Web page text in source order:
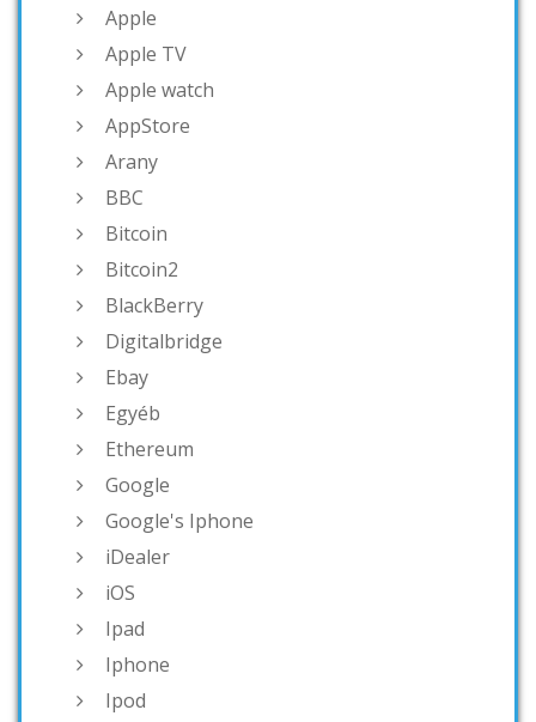
Apple
Apple TV
Apple watch
AppStore
Arany
BBC
Bitcoin
Bitcoin2
BlackBerry
Digitalbridge
Ebay
Egyéb
Ethereum
Google
Google's Iphone
iDealer
iOS
Ipad
Iphone
Ipod